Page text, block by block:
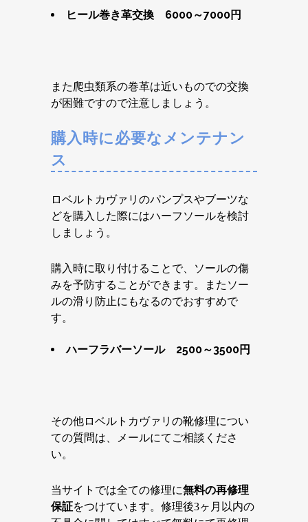
ヒール巻き革交換 6000～7000円
また爬虫類系の巻革は近いものでの交換
が困難ですので注意しましょう。
購入時に必要なメンテナン
ス
ロベルトカヴァリのパンプスやブーツな
どを購入した際にはハーフソールを検討
しましょう。
購入時に取り付けることで、ソールの傷
みを予防することができます。またソー
ルの滑り防止にもなるのでおすすめで
す。
ハーフラバーソール 2500～3500円
その他ロベルトカヴァリの靴修理につい
ての質問は、メールにてご相談くださ
い。
当サイトでは全ての修理に無料の再修理
保証をつけています。修理後3ヶ月以内の